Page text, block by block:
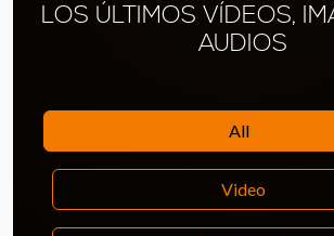
LOS ÚLTIMOS VÍDEOS,
AUDIOS
All
Video